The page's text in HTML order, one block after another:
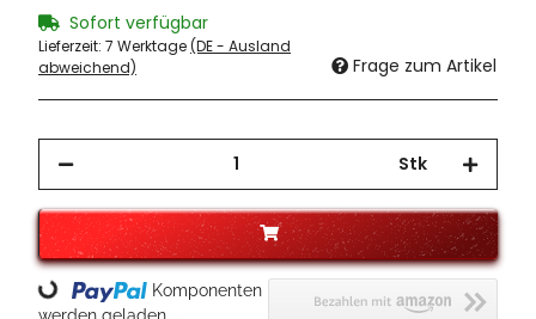
Sofort verfügbar
Lieferzeit: 7 Werktage(DE - Ausland
abweichend)
Frage zum Artikel
Stk
Komponenten